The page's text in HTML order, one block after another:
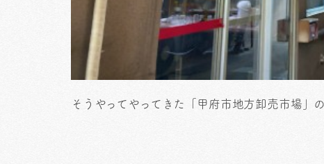
そうやってやってきた「甲府市地方卸売市場」